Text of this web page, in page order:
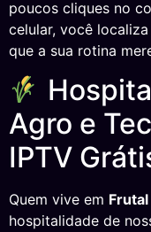
poucos cliques no
celular, você
que a sua rotina
Agro e
IPTV
Quem vive em Frutal
hospitalidade de